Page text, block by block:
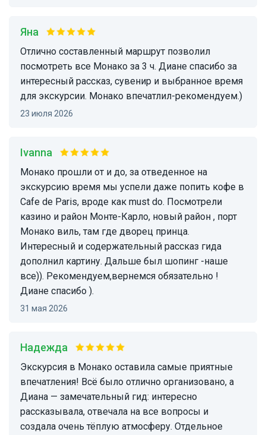
Яна
Отлично составленный маршрут позволил
посмотреть все Монако за 3 ч. Диане спасибо за
интересный рассказ, сувенир и выбранное время
для экскурсии. Монако впечатлил-рекомендуем.)
23 июля 2026
Ivanna
Монако прошли от и до, за отведенное на
экскурсию время мы успели даже попить кофе в
Сafe de Paris, вроде как must do. Посмотрели
казино и район Монте-Карло, новый район , порт
Монако виль, там где дворец принца.
Интересный и содержательный рассказ гида
дополнил картину. Дальше был шопинг -наше
все)). Рекомендуем,вернемся обязательно !
Диане спасибо ).
31 мая 2026
Надежда
Экскурсия в Монако оставила самые приятные
впечатления! Всё было отлично организовано, а
Диана — замечательный гид: интересно
рассказывала, отвечала на все вопросы и
создала очень тёплую атмосферу. Отдельное